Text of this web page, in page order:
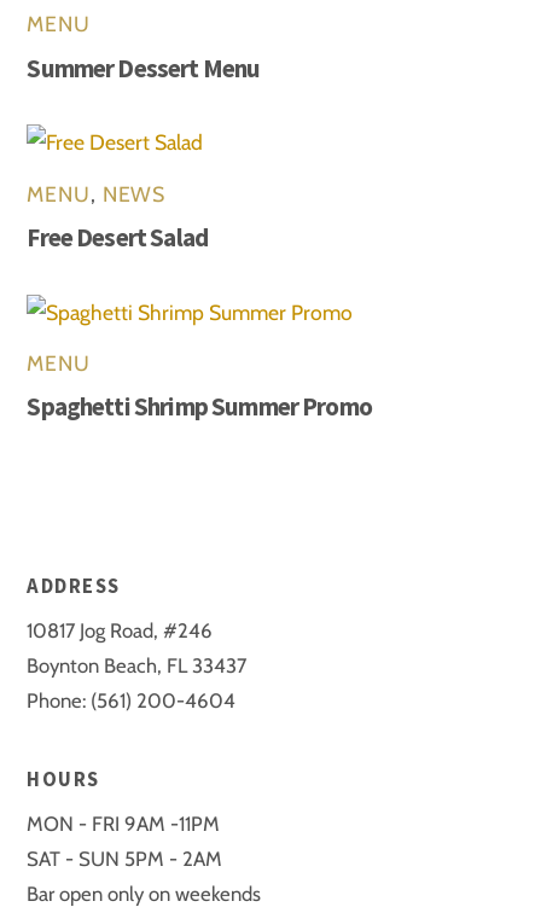
MENU
Summer Dessert Menu
MENU, NEWS
Free Desert Salad
MENU
Spaghetti Shrimp Summer Promo
ADDRESS
10817 Jog Road, #246
Boynton Beach, FL 33437
Phone: (561) 200-4604
HOURS
MON - FRI 9AM -11PM
SAT - SUN 5PM - 2AM
Bar open only on weekends